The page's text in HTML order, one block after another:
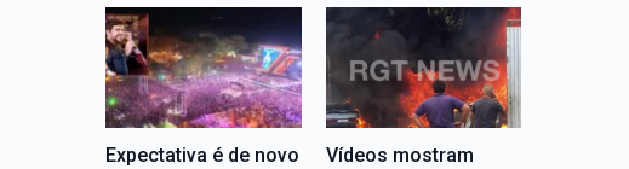
Expectativa é de novo
Vídeos mostram